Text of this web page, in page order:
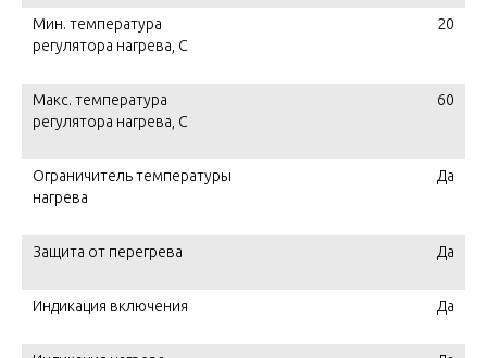
Мин. температура
регулятора нагрева, С
20
Макс. температура
регулятора нагрева, С
60
Ограничитель температуры
нагрева
Да
Защита от перегрева Да
Индикация включения Да